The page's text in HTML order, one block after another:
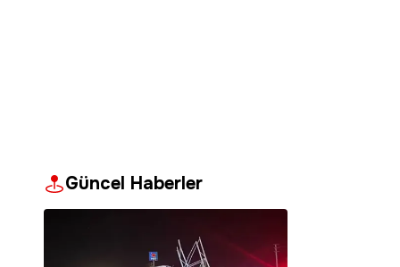
Güncel Haberler